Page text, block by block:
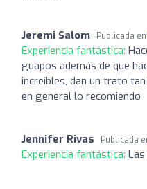
Jeremi Salom Publicada en
Experiencia fantástica:
guapos además de que
increíbles, dan un trato
en general lo recomiendo
Jennifer Rivas Publicada
Experiencia fantástica: